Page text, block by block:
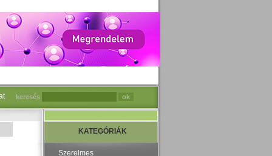
keresés
KATEGÓRIÁK
Szerelmes